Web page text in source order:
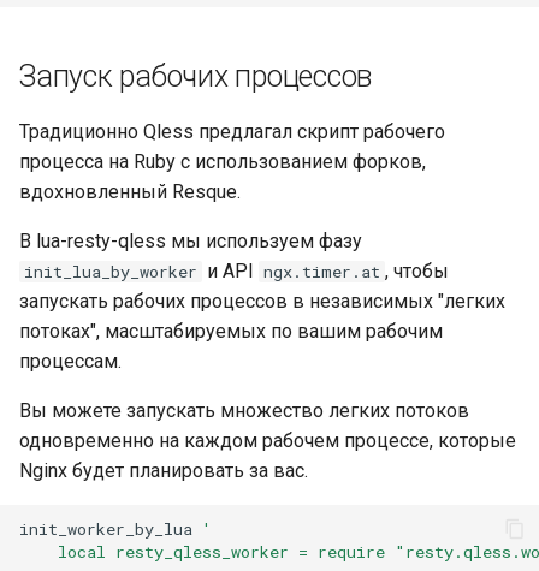
untar
upload-progress
upload
upstream-dynamic
upstream-fair
upstream-jdomain
Запуск рабочих процессов
Традиционно Qless предлагал скрипт рабочего
процесса на Ruby с использованием форков,
вдохновленный Resque.
В lua-resty-qless мы используем фазу
init_lua_by_worker и API ngx.timer.at , чтобы
запускать рабочих процессов в независимых "легких
потоках", масштабируемых по вашим рабочим
процессам.
Вы можете запускать множество легких потоков
одновременно на каждом рабочем процессе, которые
Nginx будет планировать за вас.
init_worker_by_lua
'
local resty_qless_worker = require